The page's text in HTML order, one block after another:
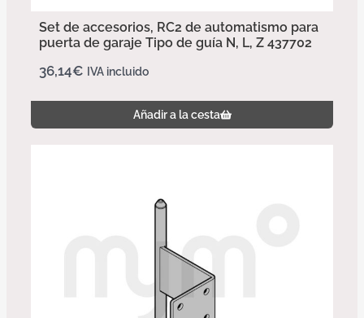
Set de accesorios, RC2 de automatismo para
puerta de garaje Tipo de guía N, L, Z 437702
36,14€ IVA incluido
Añadir a la cesta